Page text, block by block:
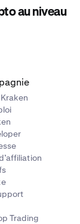
au niveau
Trading